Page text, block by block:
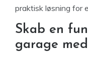
praktisk løsning for
Skab en
garage